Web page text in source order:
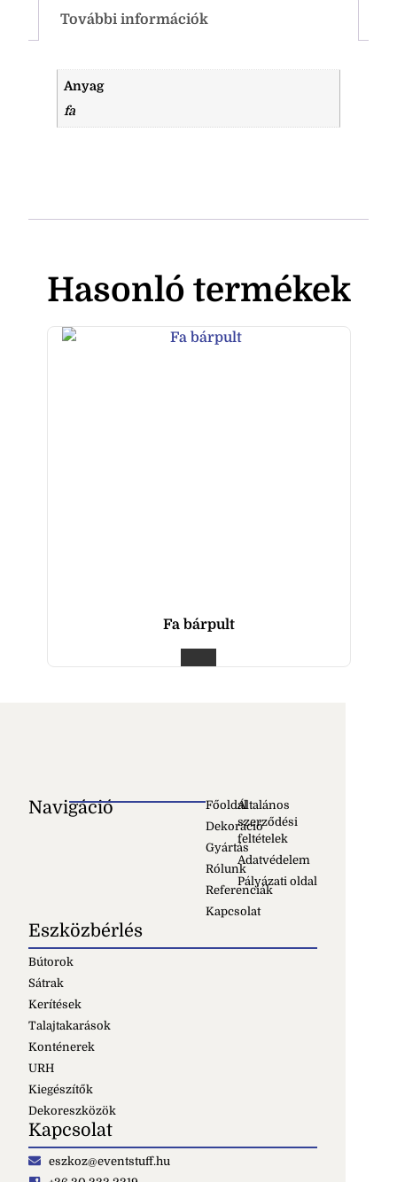
További információk
Anyag
fa
Hasonló termékek
Fa bárpult
Navigáció
Főoldal
Dekoráció
Gyártás
Rólunk
Referenciák
Kapcsolat
Általános
szerződési
feltételek
Adatvédelem
Pályázati oldal
Eszközbérlés
Bútorok
Sátrak
Kerítések
Talajtakarások
Konténerek
URH
Kiegészítők
Dekoreszközök
Kapcsolat
eszkoz@eventstuff.hu